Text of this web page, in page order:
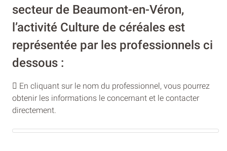
secteur de Beaumont-en-Véron,
l’activité Culture de céréales est
représentée par les professionnels ci
dessous :
En cliquant sur le nom du professionnel, vous pourrez
obtenir les informations le concernant et le contacter
directement.